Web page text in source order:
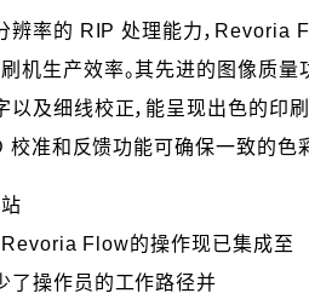
辨率的 RIP 处理能力，Revoria
机生产效率。其先进的图像质量
以及细线校正，能呈现出色的印
校准和反馈功能可确保一致的色
Flow的操作现已集成至
了操作员的工作路径并